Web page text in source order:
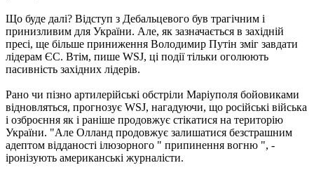
Що буде далі? Відступ з Дебальцевого був трагічним і
принизливим для України. Але, як зазначається в західній
пресі, ще більше приниження Володимир Путін зміг завдати
лідерам ЄС. Втім, пише WSJ, ці події тільки оголюють
пасивність західних лідерів.
Рано чи пізно артилерійські обстріли Маріуполя бойовиками
відновляться, прогнозує WSJ, нагадуючи, що російські війська
і озброєння як і раніше продовжує стікатися на територію
України. "Але Олланд продовжує залишатися безстрашним
адептом відданості ілюзорного " припинення вогню ", -
іронізують американські журналісти.